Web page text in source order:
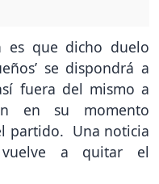
es que dicho duelo
se dispondrá a
fuera del mismo a
en su momento
partido. Una noticia
a quitar el